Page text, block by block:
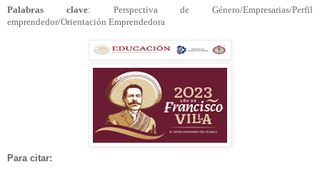
Palabras clave: Perspectiva de Género/Empresarias/Perfil
emprendedor/Orientación Emprendedora
Para citar: